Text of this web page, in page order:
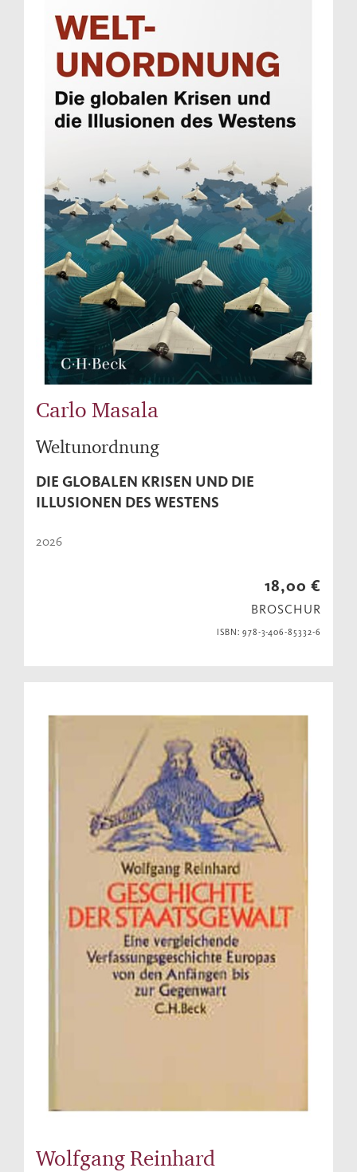
Carlo Masala
Weltunordnung
DIE GLOBALEN KRISEN UND DIE
ILLUSIONEN DES WESTENS
2026
18,00 €
BROSCHUR
ISBN: 978-3-406-85332-6
Wolfgang Reinhard